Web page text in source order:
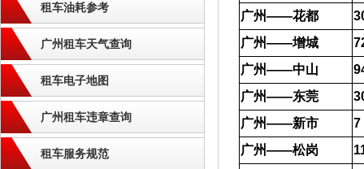
租车油耗参考
广州租车天气查询
租车电子地图
广州租车违章查询
租车服务规范
广州——花都
广州——增城
广州——中山
广州——东莞
广州——新市
7
广州——松岗